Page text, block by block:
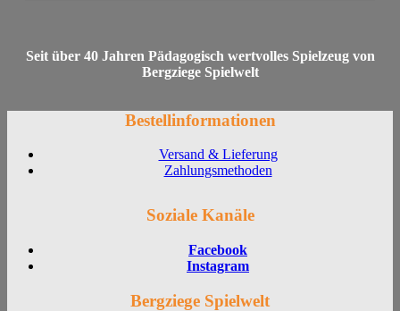
Seit über 40 Jahren Pädagogisch wertvolles Spielzeug von
Bergziege Spielwelt
Bestellinformationen
Versand & Lieferung
Zahlungsmethoden
Soziale Kanäle
Facebook
Instagram
Bergziege Spielwelt